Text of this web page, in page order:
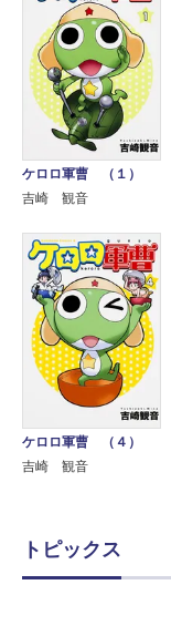
ケロロ軍曹 （１）
吉崎 観音
ケロロ軍曹 （４）
吉崎 観音
トピックス